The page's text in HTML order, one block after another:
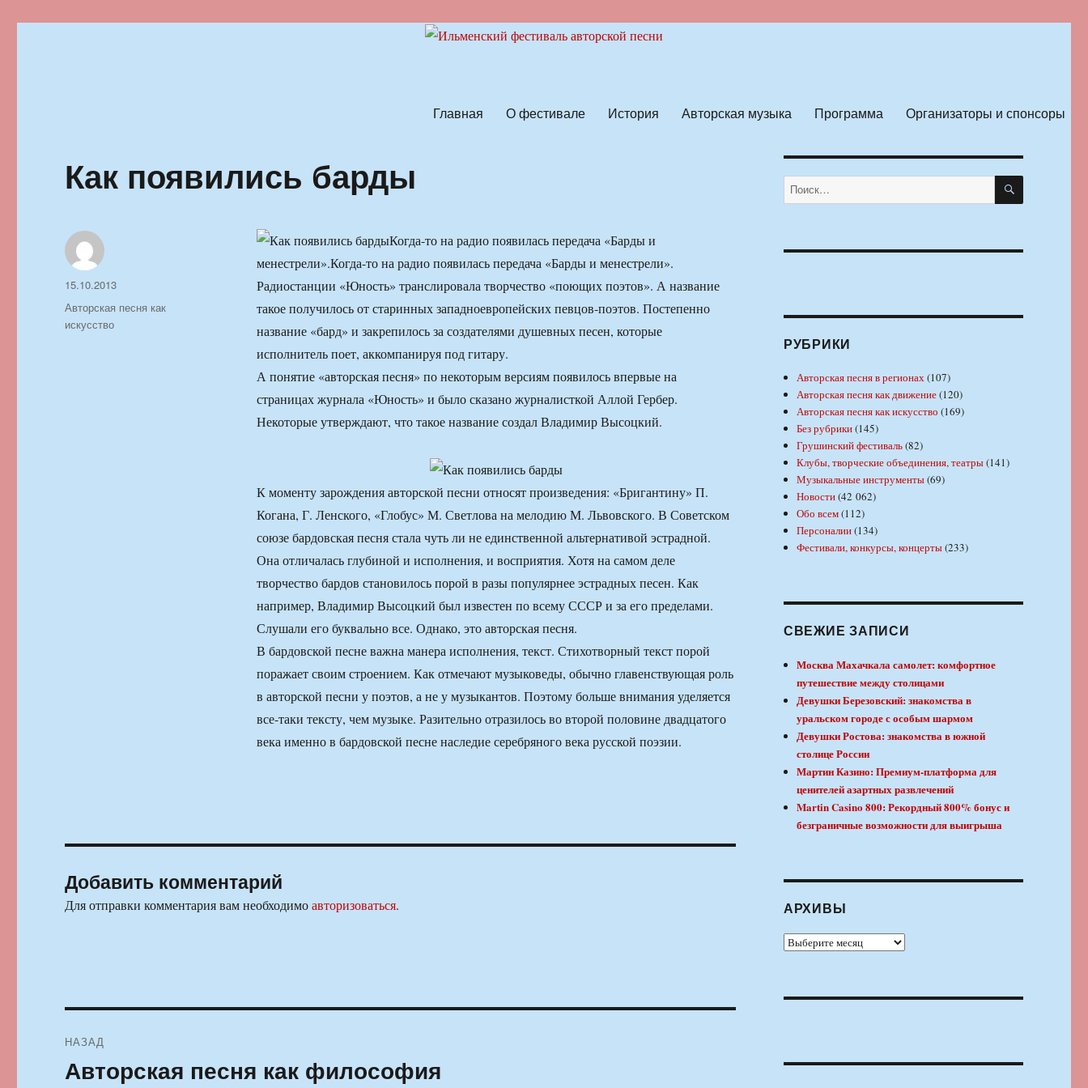
Главная О фестивале История Авторская музыка Программа Организаторы и спонсоры
Как появились барды
Когда-то на радио появилась передача «Барды и
менестрели».Когда-то на радио появилась передача «Барды и менестрели».
Радиостанции «Юность» транслировала творчество «поющих поэтов». А название
такое получилось от старинных западноевропейских певцов-поэтов. Постепенно
название «бард» и закрепилось за создателями душевных песен, которые
исполнитель поет, аккомпанируя под гитару.
А понятие «авторская песня» по некоторым версиям появилось впервые на
страницах журнала «Юность» и было сказано журналисткой Аллой Гербер.
Некоторые утверждают, что такое название создал Владимир Высоцкий.
К моменту зарождения авторской песни относят произведения: «Бригантину» П.
Когана, Г. Ленского, «Глобус» М. Светлова на мелодию М. Львовского. В Советском
союзе бардовская песня стала чуть ли не единственной альтернативой эстрадной.
Она отличалась глубиной и исполнения, и восприятия. Хотя на самом деле
творчество бардов становилось порой в разы популярнее эстрадных песен. Как
например, Владимир Высоцкий был известен по всему СССР и за его пределами.
Слушали его буквально все. Однако, это авторская песня.
В бардовской песне важна манера исполнения, текст. Стихотворный текст порой
поражает своим строением. Как отмечают музыковеды, обычно главенствующая роль
в авторской песни у поэтов, а не у музыкантов. Поэтому больше внимания уделяется
все-таки тексту, чем музыке. Разительно отразилось во второй половине двадцатого
века именно в бардовской песне наследие серебряного века русской поэзии.
Автор
Опубликовано
15.10.2013
Рубрики
Авторская песня как
искусство
Добавить комментарий
Для отправки комментария вам необходимоавторизоваться.
по
НАЗАД
Предыдущая
Авторская песня как философия
Искать: ПОИСК
РУБРИКИ
Авторская песня в регионах(107)
Авторская песня как движение(120)
Авторская песня как искусство (169)
Без рубрики(145)
Грушинский фестиваль(82)
Клубы, творческие объединения, театры(141)
Музыкальные инструменты(69)
Новости(42 062)
Обо всем(112)
Персоналии(134)
Фестивали, конкурсы, концерты(233)
СВЕЖИЕ ЗАПИСИ
Москва Махачкала самолет: комфортное
путешествие между столицами
Девушки Березовский: знакомства в
уральском городе с особым шармом
Девушки Ростова: знакомства в южной
столице России
Мартин Казино: Премиум-платформа для
ценителей азартных развлечений
Martin Casino 800: Рекордный 800% бонус и
безграничные возможности для выигрыша
АРХИВЫ
Архивы